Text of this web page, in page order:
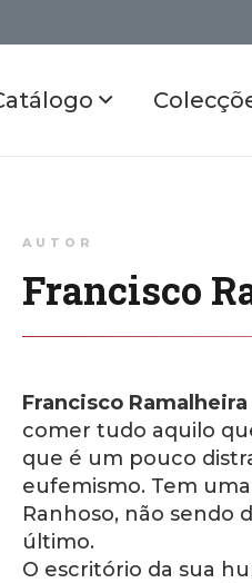
AUTOR
Francisco
Francisco Ramalheira
comer tudo aquilo
que é um pouco
eufemismo. Tem
Ranhoso, não sendo
último.
O escritório da sua